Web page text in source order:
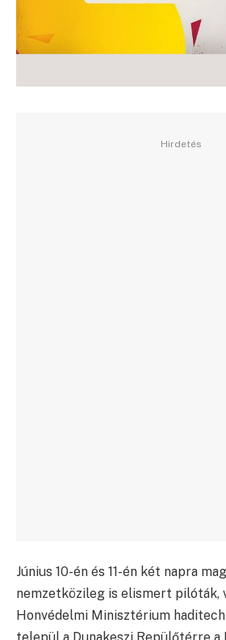
Hirdetés
Június 10-én és 11-én két napra
nemzetközileg is elismert pilóták,
Honvédelmi Minisztérium